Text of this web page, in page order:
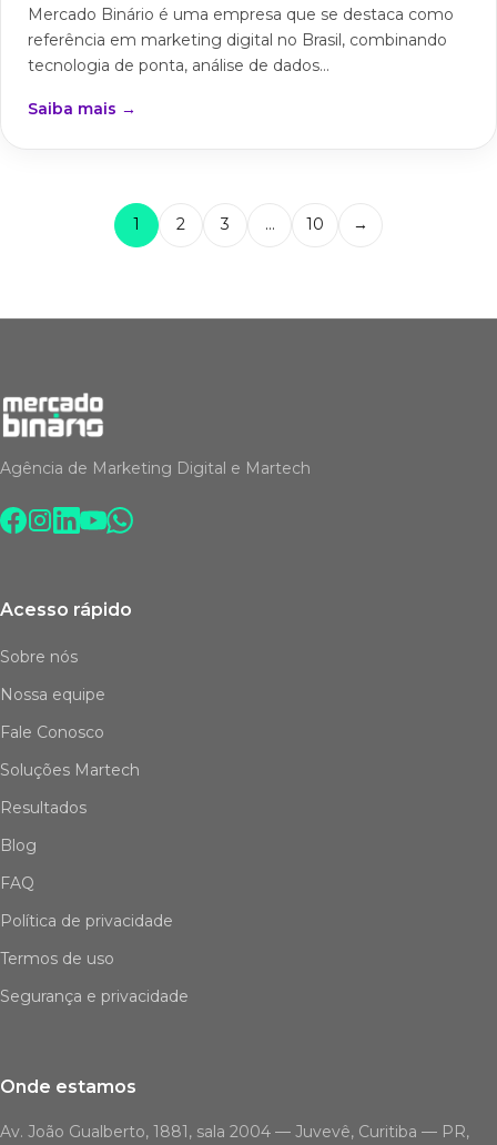
Mercado Binário é uma empresa que se destaca como
referência em marketing digital no Brasil, combinando
tecnologia de ponta, análise de dados...
Saiba mais →
1 2 3 … 10 →
Agência de Marketing Digital e Martech
Acesso rápido
Sobre nós
Nossa equipe
Fale Conosco
Soluções Martech
Resultados
Blog
FAQ
Política de privacidade
Termos de uso
Segurança e privacidade
Onde estamos
Av. João Gualberto, 1881, sala 2004 — Juvevê, Curitiba — PR,